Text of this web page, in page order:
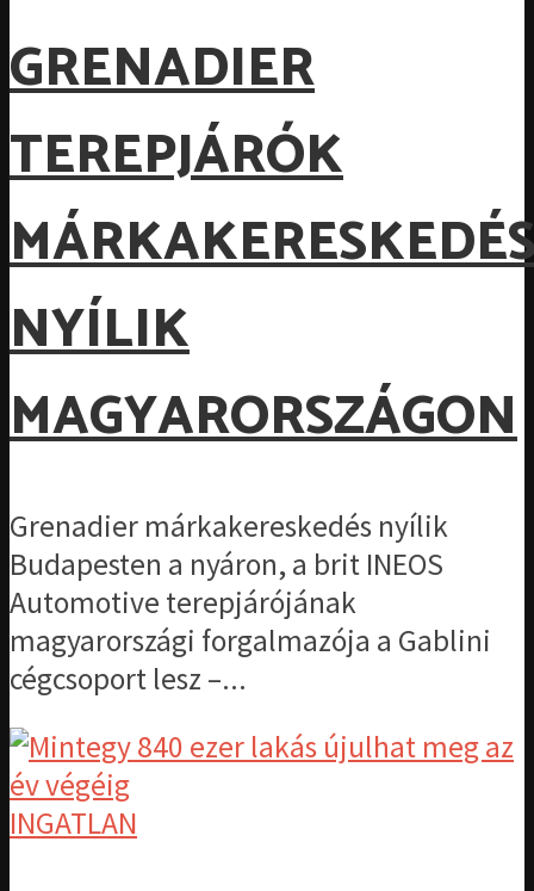
GRENADIER
TEREPJÁRÓK
NYÍLIK
MAGYARORSZÁGON
Grenadier márkakereskedés nyílik
Budapesten a nyáron, a brit INEOS
Automotive terepjárójának
magyarországi forgalmazója a Gablini
cégcsoport lesz –...
INGATLAN